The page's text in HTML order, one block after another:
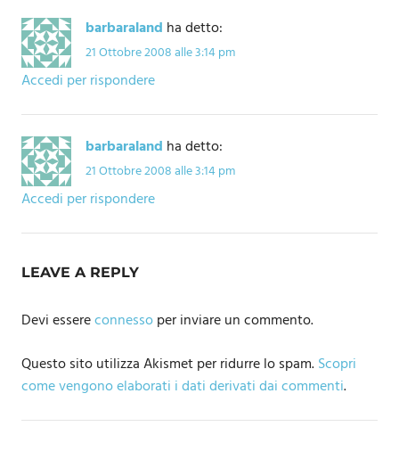
barbaraland ha detto:
21 Ottobre 2008 alle 3:14 pm
Accedi per rispondere
barbaraland ha detto:
21 Ottobre 2008 alle 3:14 pm
Accedi per rispondere
LEAVE A REPLY
Devi essereconnessoper inviare un commento.
Questo sito utilizza Akismet per ridurre lo spam.Scopri
come vengono elaborati i dati derivati dai commenti.